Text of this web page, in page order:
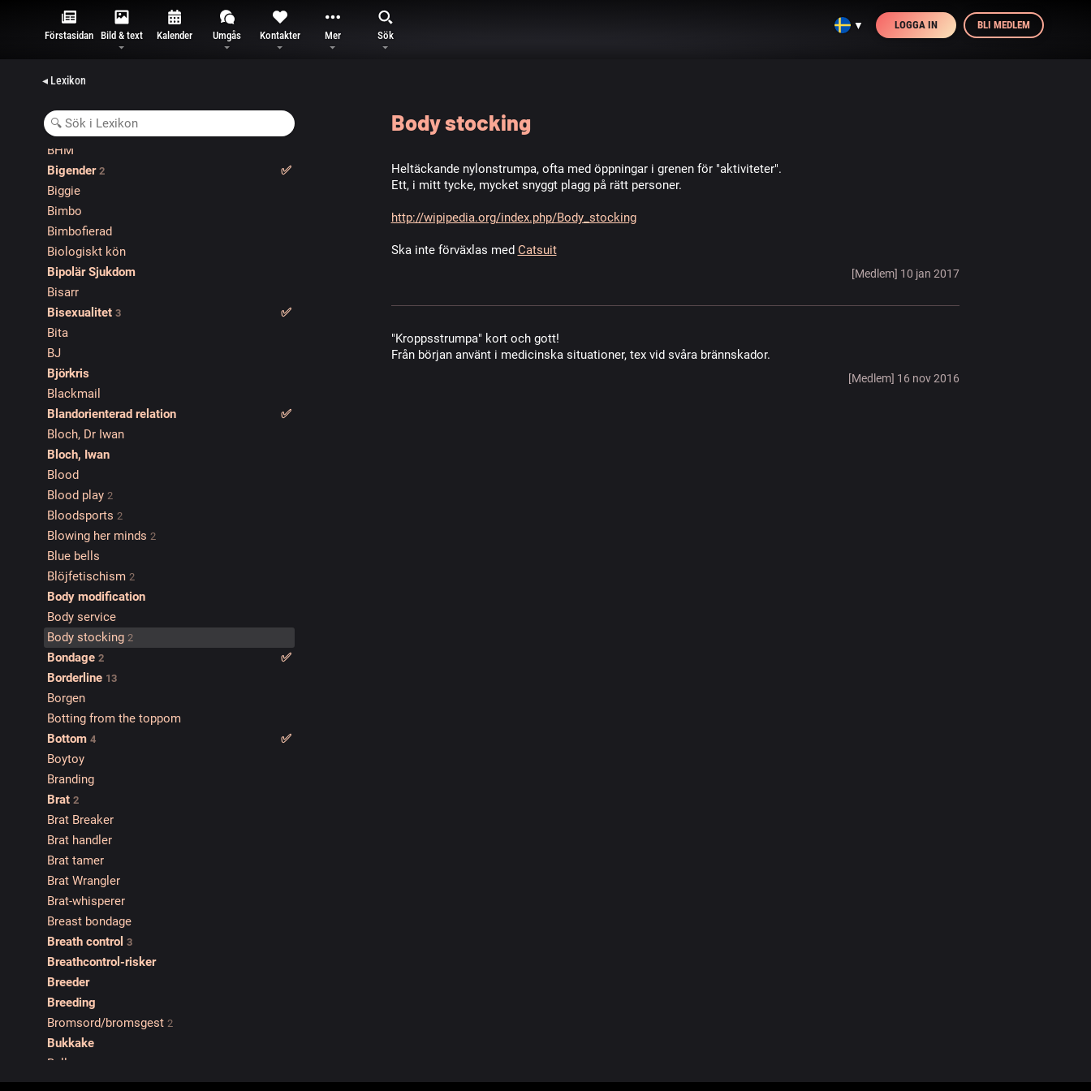
▼ LOGGA IN
BLI MEDLEM
Förstasidan
Bild & text Kalender Umgås Kontakter Mer Sök
◂ Lexikon
BDSME
BDSMF
Beatty, Maria
Begagnatmarknaden
Berättelsen om O
BHM
Bigender 2
✅️
Biggie
Bimbo
Bimbofierad
Biologiskt kön
Bipolär Sjukdom
Bisarr
Bisexualitet 3
✅️
Bita
BJ
Björkris
Blackmail
Blandorienterad relation
✅️
Bloch, Dr Iwan
Bloch, Iwan
Blood
Blood play 2
Bloodsports 2
Blowing her minds 2
Blue bells
Blöjfetischism 2
Body modification
Body service
Body stocking 2
Bondage 2
✅️
Borderline 13
Borgen
Botting from the toppom
Bottom 4
✅️
Boytoy
Branding
Brat 2
Brat Breaker
Brat handler
Brat tamer
Brat Wrangler
Brat-whisperer
Breast bondage
Breath control 3
Breathcontrol-risker
Breeder
Breeding
Bromsord/bromsgest 2
Bukkake
Bull
Bullseye
Body stocking
Heltäckande nylonstrumpa, ofta med öppningar i grenen för "aktiviteter".
Ett, i mitt tycke, mycket snyggt plagg på rätt personer.
http://wipipedia.org/index.php/Body_stocking
Ska inte förväxlas med Catsuit
[Medlem] 10 jan 2017
"Kroppsstrumpa" kort och gott!
Från början använt i medicinska situationer, tex vid svåra brännskador.
[Medlem] 16 nov 2016